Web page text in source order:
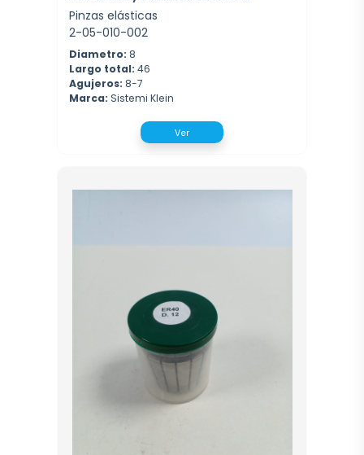
Pinzas elásticas
2-05-010-002
Diametro: 8
Largo total: 46
Agujeros: 8-7
Marca: Sistemi Klein
Ver